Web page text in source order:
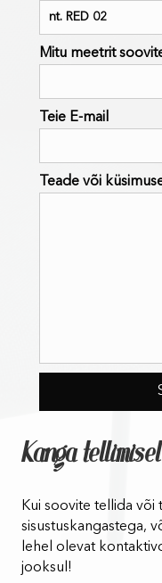
Mitu meetrit
Teie E-mail
Teade või
Kanga
Kui soovite tellida või
sisustuskangastega,
lehel olevat
jooksul!